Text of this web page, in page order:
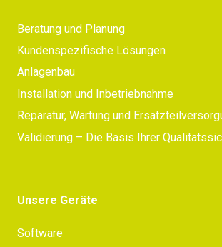
Beratung und Planung
Kundenspezifische Lösungen
Anlagenbau
Installation und Inbetriebnahme
Reparatur, Wartung und
Validierung – Die Basis Ihrer
Unsere Geräte
Software